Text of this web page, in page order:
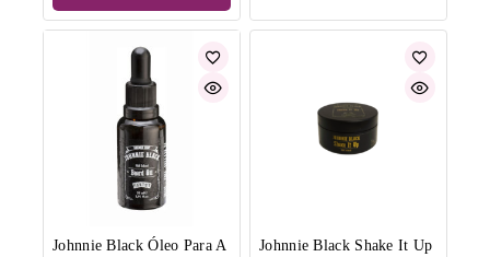
Johnnie Black Óleo Para A
Johnnie Black Shake It Up